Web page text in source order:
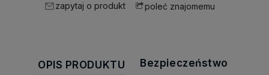
zapytaj o produkt poleć znajomemu
OPIS PRODUKTU Bezpieczeństwo